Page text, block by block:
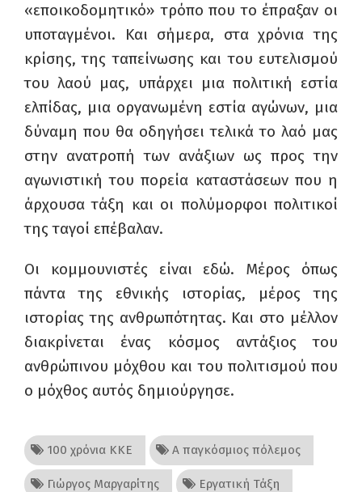
«εποικοδομητικό» τρόπο που το έπραξαν οι
υποταγμένοι. Και σήμερα, στα χρόνια της
κρίσης, της ταπείνωσης και του ευτελισμού
του λαού μας, υπάρχει μια πολιτική εστία
ελπίδας, μια οργανωμένη εστία αγώνων, μια
δύναμη που θα οδηγήσει τελικά το λαό μας
στην ανατροπή των ανάξιων ως προς την
αγωνιστική του πορεία καταστάσεων που η
άρχουσα τάξη και οι πολύμορφοι πολιτικοί
της ταγοί επέβαλαν.
Οι κομμουνιστές είναι εδώ. Μέρος όπως
πάντα της εθνικής ιστορίας, μέρος της
ιστορίας της ανθρωπότητας. Και στο μέλλον
διακρίνεται ένας κόσμος αντάξιος του
ανθρώπινου μόχθου και του πολιτισμού που
ο μόχθος αυτός δημιούργησε.
100 χρόνια ΚΚΕ Α παγκόσμιος πόλεμος
Γιώργος Μαργαρίτης Εργατική Τάξη